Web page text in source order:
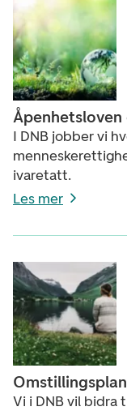
I DNB jobber vi
ivaretatt.
Les mer
Vi i DNB vil bidra